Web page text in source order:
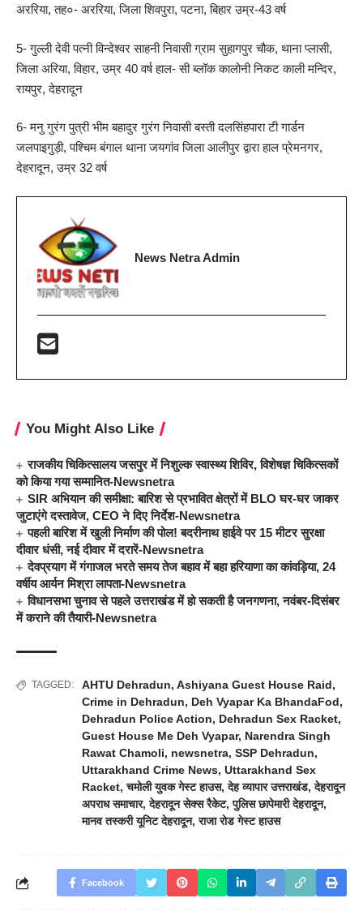
अररिया, तह०- अररिया, जिला शिवपुरा, पटना, बिहार उम्र-43 वर्ष
5- गुल्ली देवी पत्नी विन्देश्वर साहनी निवासी ग्राम सुहागपुर चौक, थाना प्लासी,
जिला अरिया, विहार, उम्र 40 वर्ष हाल- सी ब्लॉक कालोनी निकट काली मन्दिर,
रायपुर, देहरादून
6- मनु गुरंग पुत्री भीम बहादुर गुरंग निवासी बस्ती दलसिंहपारा टी गार्डन
जलपाइगुड़ी, पश्चिम बंगाल थाना जयगांव जिला आलीपुर द्वारा हाल प्रेमनगर,
देहरादून, उम्र 32 वर्ष
News Netra Admin
You Might Also Like
राजकीय चिकित्सालय जसपुर में निशुल्क स्वास्थ्य शिविर, विशेषज्ञ चिकित्सकों
को किया गया सम्मानित-Newsnetra
SIR अभियान की समीक्षा: बारिश से प्रभावित क्षेत्रों में BLO घर-घर जाकर
जुटाएंगे दस्तावेज, CEO ने दिए निर्देश-Newsnetra
पहली बारिश में खुली निर्माण की पोल! बदरीनाथ हाईवे पर 15 मीटर सुरक्षा
दीवार धंसी, नई दीवार में दरारें-Newsnetra
देवप्रयाग में गंगाजल भरते समय तेज बहाव में बहा हरियाणा का कांवड़िया, 24
वर्षीय आर्यन मिश्रा लापता-Newsnetra
विधानसभा चुनाव से पहले उत्तराखंड में हो सकती है जनगणना, नवंबर-दिसंबर
में कराने की तैयारी-Newsnetra
TAGGED: AHTU Dehradun, Ashiyana Guest House Raid,
Crime in Dehradun, Deh Vyapar Ka BhandaFod,
Dehradun Police Action, Dehradun Sex Racket,
Guest House Me Deh Vyapar, Narendra Singh
Rawat Chamoli, newsnetra, SSP Dehradun,
Uttarakhand Crime News, Uttarakhand Sex
Racket,चमोली युवक गेस्ट हाउस,देह व्यापार उत्तराखंड,देहरादून
अपराध समाचार,देहरादून सेक्स रैकेट,पुलिस छापेमारी देहरादून,
मानव तस्करी यूनिट देहरादून,राजा रोड गेस्ट हाउस
Facebook